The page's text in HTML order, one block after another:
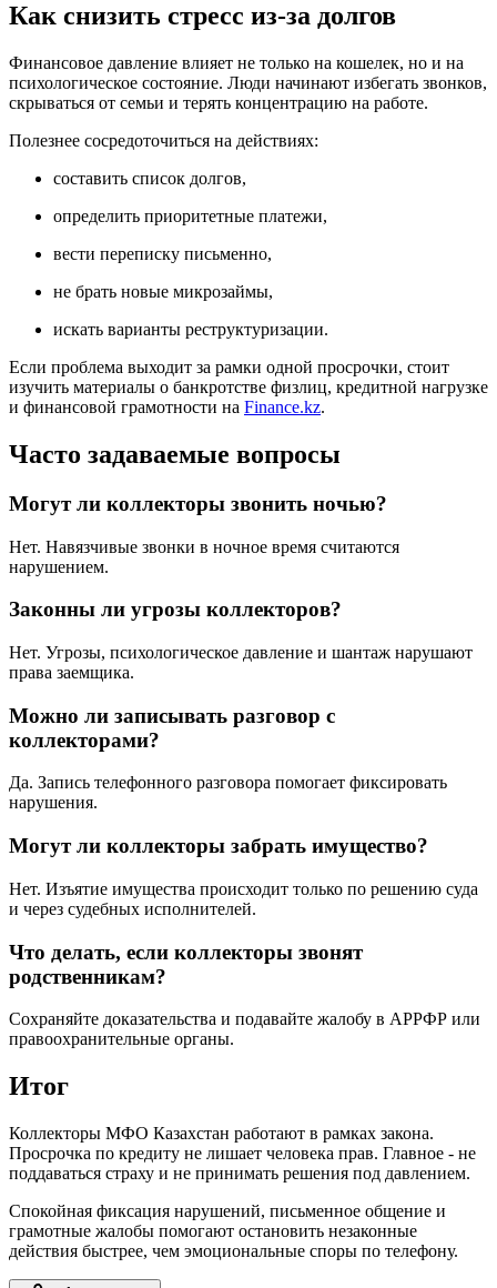
Как снизить стресс из-за долгов
Финансовое давление влияет не только на кошелек, но и на
психологическое состояние. Люди начинают избегать звонков,
скрываться от семьи и терять концентрацию на работе.
Полезнее сосредоточиться на действиях:
составить список долгов,
определить приоритетные платежи,
вести переписку письменно,
не брать новые микрозаймы,
искать варианты реструктуризации.
Если проблема выходит за рамки одной просрочки, стоит
изучить материалы о банкротстве физлиц, кредитной нагрузке
и финансовой грамотности на Finance.kz.
Часто задаваемые вопросы
Могут ли коллекторы звонить ночью?
Нет. Навязчивые звонки в ночное время считаются
нарушением.
Законны ли угрозы коллекторов?
Нет. Угрозы, психологическое давление и шантаж нарушают
права заемщика.
Можно ли записывать разговор с
коллекторами?
Да. Запись телефонного разговора помогает фиксировать
нарушения.
Могут ли коллекторы забрать имущество?
Нет. Изъятие имущества происходит только по решению суда
и через судебных исполнителей.
Что делать, если коллекторы звонят
родственникам?
Сохраняйте доказательства и подавайте жалобу в АРРФР или
правоохранительные органы.
Итог
Коллекторы МФО Казахстан работают в рамках закона.
Просрочка по кредиту не лишает человека прав. Главное - не
поддаваться страху и не принимать решения под давлением.
Спокойная фиксация нарушений, письменное общение и
грамотные жалобы помогают остановить незаконные
действия быстрее, чем эмоциональные споры по телефону.